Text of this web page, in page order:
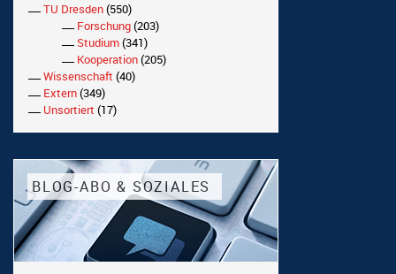
TU Dresden(550)
Forschung(203)
Studium(341)
Kooperation(205)
Wissenschaft (40)
Extern(349)
Unsortiert (17)
BLOG-ABO & SOZIALES